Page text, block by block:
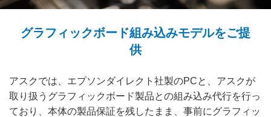
グラフィックボード組み込みモデルをご提
供
アスクでは、エプソンダイレクト社製のPCと、アスクが
取り扱うグラフィックボード製品との組み込み代行を行っ
ており、本体の製品保証を残したまま、事前にグラフィッ